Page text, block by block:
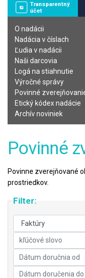
Transparentný
účet
O nadácii
Nadácia v číslach
Ľudia v nadácii
Naši darcovia
Logá na stiahnutie
Výročné správy
Povinné
Etický kódex nadácie
Archív noviniek
Povinné
Povinne zverejňované
prostriedkov.
Filter: